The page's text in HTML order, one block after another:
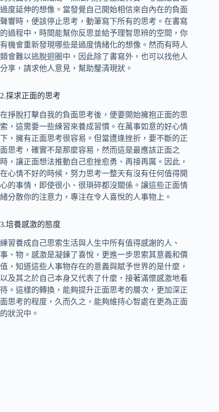
過度延伸的想像。當發覺自己開始相信來自內在的負面
聲響時，便該停止思考，動筆寫下所有的思考。在書寫
的過程中，時間能幫你反思並給予理智思辨的空間，你
有機會重新發現哪些是過度情緒化的想像。然而有時人
類會難以逃脫迴圈中，因此除了書寫外，也可以找他人
分享，請求他人意見，幫助釐清現狀。
2.探求正面的思考
在掙脫打擊自我的負面思考後，便要開始擁抱正面的思
索，這需要一些練習來養成習慣。在萬事如意的好心情
下，擁有正面思考很容易。但當遭逢挫折，要不斷的正
面思考，確實不是那麼容易，然而這是最應該正面之
時，讓正面想法推動自己愈挫愈勇、再接再厲。因此，
在心情不好的時候，努力思考一整天有沒有任何值得開
心的事情，即使很小、很瑣碎都沒關係。讓這些正面情
緒分散你的注意力，專注在令人喜悅的人事物上。
3.培養感激的態度
練習養成自己思索生活與人生中所有值得感謝的人、
事、物。感激是凝鍊了喜悅，更進一步思索其意義和價
值，知道這些人事物存在的意義與賦予世界的是什麼，
以及其之於自己本身又代表了什麼，接著滿懷感激地看
待。這樣的轉換，能夠提升正面思考的層次，更加深正
面思考的程度，久而久之，能夠維持心智處在更為正面
的狀況中。